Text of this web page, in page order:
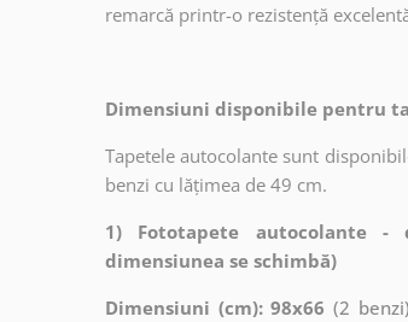
remarcă printr-o rezistență
Dimensiuni disponibile pentru
Tapetele autocolante sunt
benzi cu lățimea de 49 cm.
1) Fototapete autocolante -
dimensiunea se schimbă)
Dimensiuni (cm): 98x66 (2